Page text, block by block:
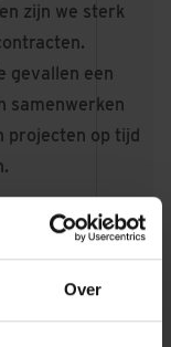
Over
zijn we sterk
gevallen een
samenwerken
projecten op tijd